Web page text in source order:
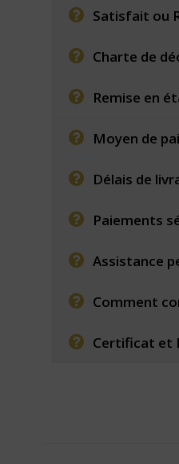
Satisfait ou
Charte de
Remise en
Moyen de
Délais de
Paiements
Assistance
Comment
Certificat et